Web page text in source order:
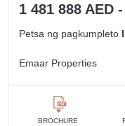
1 481 888 AED
Petsa ng pagkumpleto
Emaar Properties
BROCHURE